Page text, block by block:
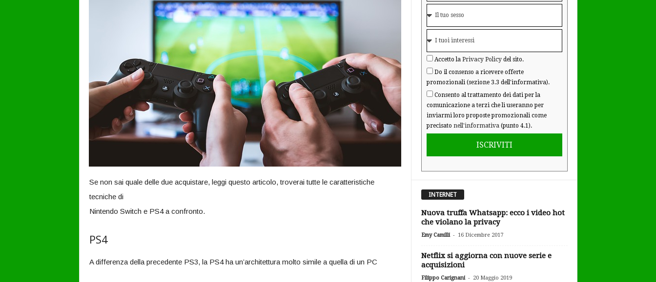
Se non sai quale delle due acquistare, leggi questo articolo, troverai tutte le caratteristiche
tecniche di
Nintendo Switch e PS4 a confronto.
PS4
A differenza della precedente PS3, la PS4 ha un’architettura molto simile a quella di un PC
Accetto la Privacy Policydel sito.
Do il consenso a ricevere offerte
promozionali (sezione 3.3 dell'informativa).
Consento al trattamento dei dati per la
comunicazione a terzi che li useranno per
inviarmi loro proposte promozionali come
precisato nell'informativa(punto 4.1).
ISCRIVITI
INTERNET
Nuova truffa Whatsapp: ecco i video hot
che violano la privacy
Emy Camilli - 16 Dicembre 2017
Netflix si aggiorna con nuove serie e
acquisizioni
Filippo Carignani - 20 Maggio 2019